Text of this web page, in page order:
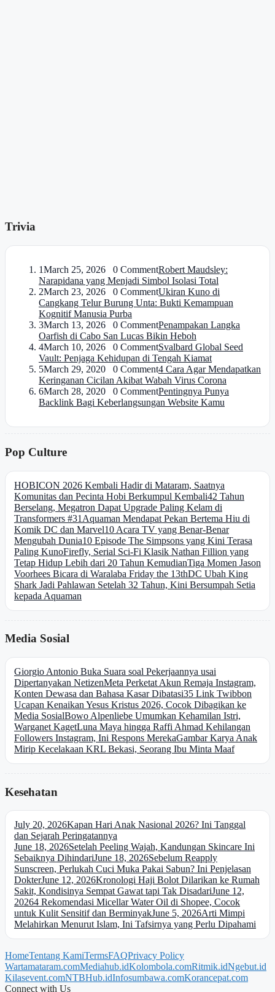
Trivia
1March 25, 2026 0 CommentRobert Maudsley:
Narapidana yang Menjadi Simbol Isolasi Total
2March 23, 2026 0 CommentUkiran Kuno di
Cangkang Telur Burung Unta: Bukti Kemampuan
Kognitif Manusia Purba
3March 13, 2026 0 CommentPenampakan Langka
Oarfish di Cabo San Lucas Bikin Heboh
4March 10, 2026 0 CommentSvalbard Global Seed
Vault: Penjaga Kehidupan di Tengah Kiamat
5March 29, 2020 0 Comment4 Cara Agar Mendapatkan
Keringanan Cicilan Akibat Wabah Virus Corona
6March 28, 2020 0 CommentPentingnya Punya
Backlink Bagi Keberlangsungan Website Kamu
Pop Culture
HOBICON 2026 Kembali Hadir di Mataram, Saatnya
Komunitas dan Pecinta Hobi Berkumpul Kembali42 Tahun
Berselang, Megatron Dapat Upgrade Paling Kelam di
Transformers #31 Aquaman Mendapat Pekan Bertema Hiu di
Komik DC dan Marvel10 Acara TV yang Benar-Benar
Mengubah Dunia10 Episode The Simpsons yang Kini Terasa
Paling KunoFirefly, Serial Sci-Fi Klasik Nathan Fillion yang
Tetap Hidup Lebih dari 20 Tahun KemudianTiga Momen Jason
Voorhees Bicara di Waralaba Friday the 13thDC Ubah King
Shark Jadi Pahlawan Setelah 32 Tahun, Kini Bersumpah Setia
kepada Aquaman
Media Sosial
Giorgio Antonio Buka Suara soal Pekerjaannya usai
Dipertanyakan NetizenMeta Perketat Akun Remaja Instagram,
Konten Dewasa dan Bahasa Kasar Dibatasi35 Link Twibbon
Ucapan Kenaikan Yesus Kristus 2026, Cocok Dibagikan ke
Media SosialBowo Alpenliebe Umumkan Kehamilan Istri,
Warganet KagetLuna Maya hingga Raffi Ahmad Kehilangan
Followers Instagram, Ini Respons MerekaGambar Karya Anak
Mirip Kecelakaan KRL Bekasi, Seorang Ibu Minta Maaf
Kesehatan
July 20, 2026Kapan Hari Anak Nasional 2026? Ini Tanggal
dan Sejarah Peringatannya
June 18, 2026Setelah Peeling Wajah, Kandungan Skincare Ini
Sebaiknya DihindariJune 18, 2026Sebelum Reapply
Sunscreen, Perlukah Cuci Muka Pakai Sabun? Ini Penjelasan
DokterJune 12, 2026Kronologi Haji Bolot Dilarikan ke Rumah
Sakit, Kondisinya Sempat Gawat tapi Tak DisadariJune 12,
20264 Rekomendasi Micellar Water Oil di Shopee, Cocok
untuk Kulit Sensitif dan BerminyakJune 5, 2026Arti Mimpi
Melahirkan Menurut Islam, Ini Tafsirnya yang Perlu Dipahami
HomeTentang KamiTermsFAQPrivacy Policy
Wartamataram.comMediahub.idKolombola.comRitmik.idNgebut.id
Kilasevent.comNTBHub.idInfosumbawa.comKorancepat.com
Connect with Us